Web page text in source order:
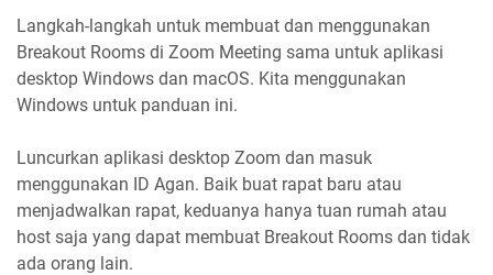
Langkah-langkah untuk membuat dan menggunakan
Breakout Rooms di Zoom Meeting sama untuk aplikasi
desktop Windows dan macOS. Kita menggunakan
Windows untuk panduan ini.
Luncurkan aplikasi desktop Zoom dan masuk
menggunakan ID Agan. Baik buat rapat baru atau
menjadwalkan rapat, keduanya hanya tuan rumah atau
host saja yang dapat membuat Breakout Rooms dan tidak
ada orang lain.